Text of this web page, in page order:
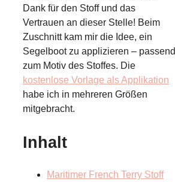
Dank für den Stoff und das
Vertrauen an dieser Stelle! Beim
Zuschnitt kam mir die Idee, ein
Segelboot zu applizieren – passend
zum Motiv des Stoffes. Die
kostenlose Vorlage als Applikation
habe ich in mehreren Größen
mitgebracht.
Inhalt
Maritimer French Terry Stoff